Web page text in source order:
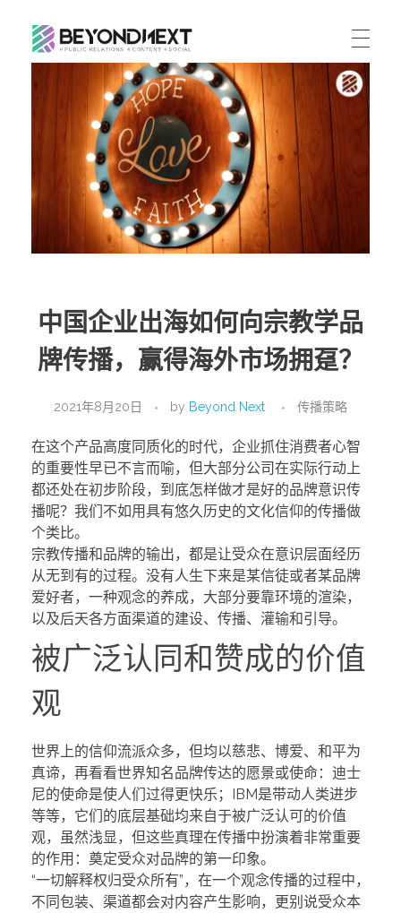
公司动态
传播策略
出海资讯
海外整合营销
国际公关代理
跨境市场营销
联系
加入我们
联系我们
中国企业出海如何向宗教学品
牌传播，赢得海外市场拥趸？
2021年8月20日 by Beyond Next 传播策略
在这个产品高度同质化的时代，企业抓住消费者心智
的重要性早已不言而喻，但大部分公司在实际行动上
都还处在初步阶段，到底怎样做才是好的品牌意识传
播呢？我们不如用具有悠久历史的文化信仰的传播做
个类比。
宗教传播和品牌的输出，都是让受众在意识层面经历
从无到有的过程。没有人生下来是某信徒或者某品牌
爱好者，一种观念的养成，大部分要靠环境的渲染，
以及后天各方面渠道的建设、传播、灌输和引导。
被广泛认同和赞成的价值
观
世界上的信仰流派众多，但均以慈悲、博爱、和平为
真谛，再看看世界知名品牌传达的愿景或使命：迪士
尼的使命是使人们过得更快乐；IBM是带动人类进步
等等，它们的底层基础均来自于被广泛认可的价值
观，虽然浅显，但这些真理在传播中扮演着非常重要
的作用：奠定受众对品牌的第一印象。
“一切解释权归受众所有”，在一个观念传播的过程中，
不同包装、渠道都会对内容产生影响，更别说受众本